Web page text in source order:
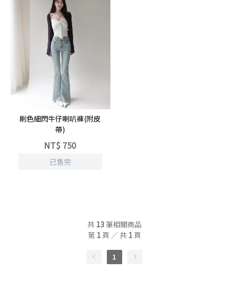
刷色細閃牛仔喇叭褲(附皮
帶)
NT$ 750
已售完
共 13筆相關商品
第 1頁 ／ 共 1頁
1